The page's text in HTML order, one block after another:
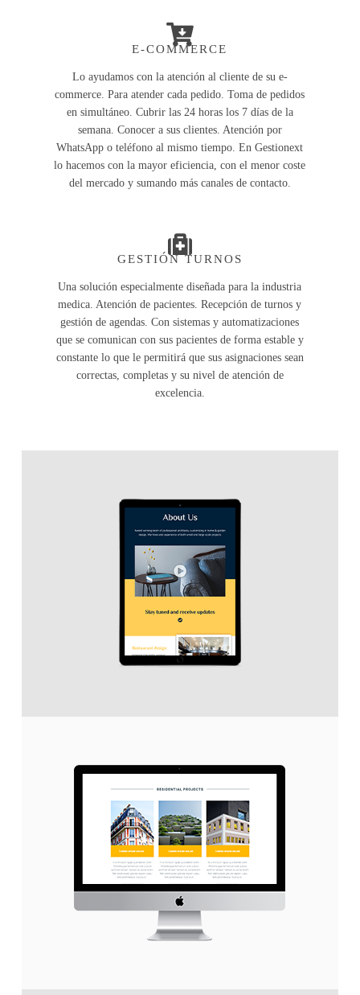
E-COMMERCE
Lo ayudamos con la atención al cliente de su e-
commerce. Para atender cada pedido. Toma de pedidos
en simultáneo. Cubrir las 24 horas los 7 días de la
semana. Conocer a sus clientes. Atención por
WhatsApp o teléfono al mismo tiempo. En Gestionext
lo hacemos con la mayor eficiencia, con el menor coste
del mercado y sumando más canales de contacto.
GESTIÓN TURNOS
Una solución especialmente diseñada para la industria
medica. Atención de pacientes. Recepción de turnos y
gestión de agendas. Con sistemas y automatizaciones
que se comunican con sus pacientes de forma estable y
constante lo que le permitirá que sus asignaciones sean
correctas, completas y su nivel de atención de
excelencia.